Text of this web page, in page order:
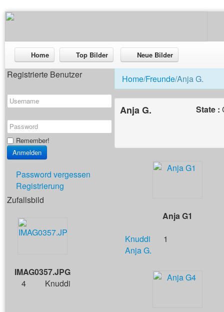
Home Top Bilder Neue Bilder
Registrierte Benutzer
Remember!
Password vergessen
Registrierung
Zufallsbild
IMAG0357.JPG
4
Knuddi
Home/Freunde/Anja G.
Anja G. State :
Anja G1
Knuddi
1
Anja G.